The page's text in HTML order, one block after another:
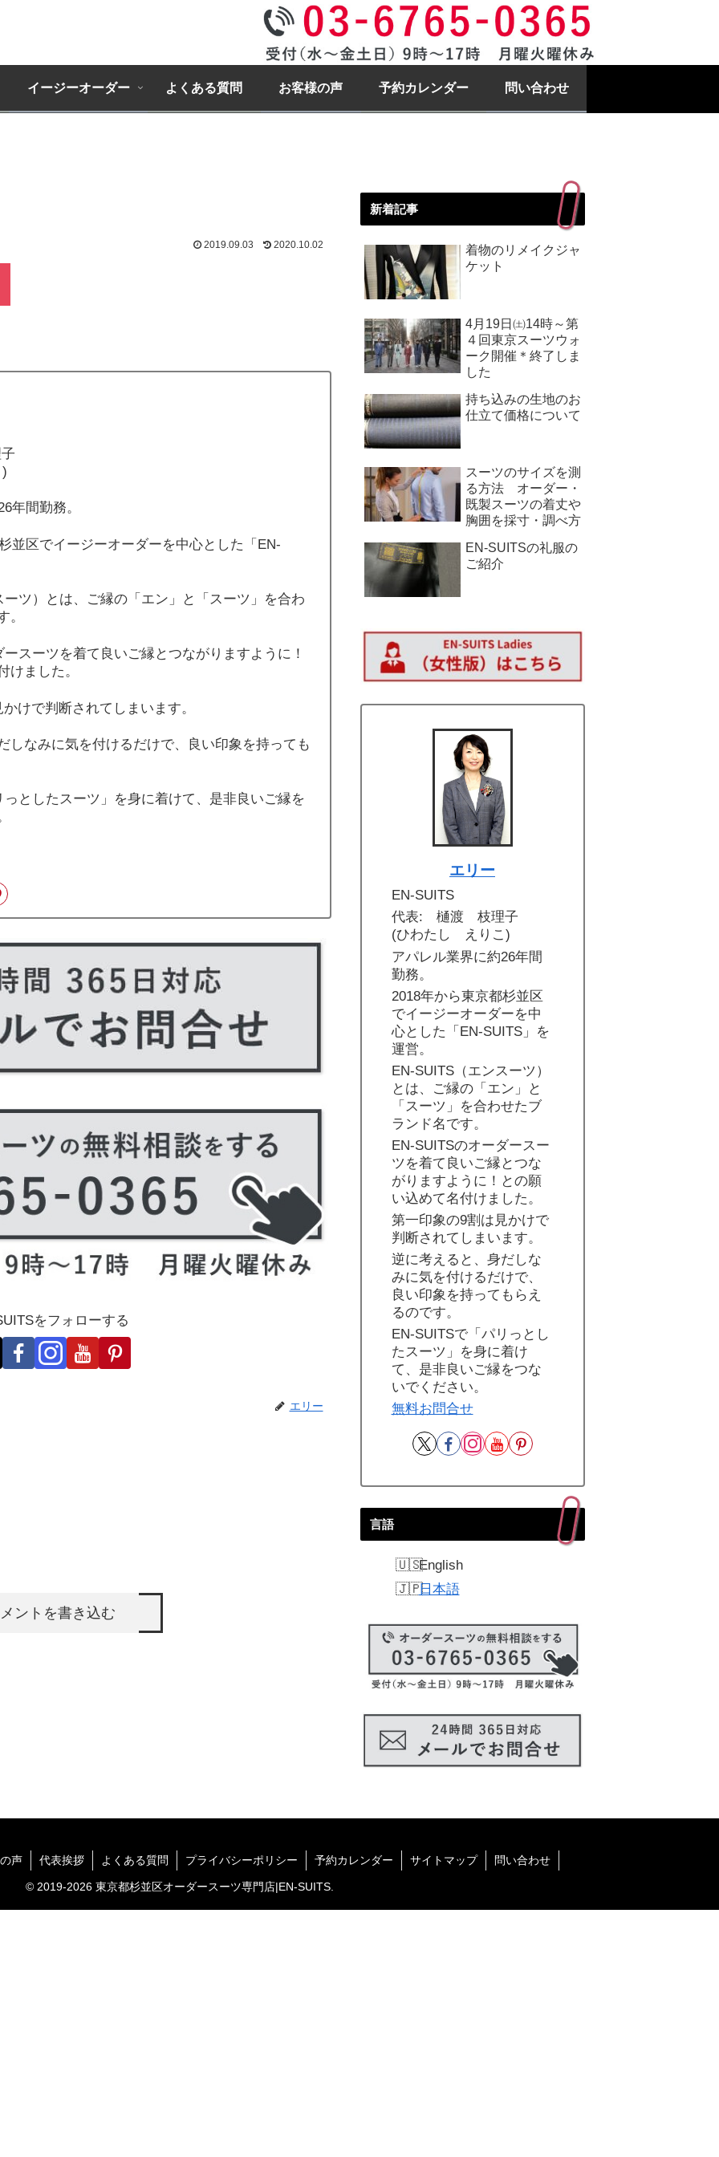
イージーオーダー よくある質問 お客様の声 予約カレンダー 問い合わせ
2019.09.03 2020.10.02
年間勤務。
並区でイージーオーダーを中心とした「EN-
ーツ）とは、ご縁の「エン」と「スーツ」を合わ
。
スーツを着て良いご縁とつながりますように！
けました。
けで判断されてしまいます。
しなみに気を付けるだけで、良い印象を持っても
っとしたスーツ」を身に着けて、是非良いご縁を
をフォローする
エリー
ントを書き込む
新着記事
着物のリメイクジャ
ケット
4月19日㈯14時～第
４回東京スーツウォ
ーク開催＊終了しま
した
持ち込みの生地のお
仕立て価格について
スーツのサイズを測
る方法 オーダー・
既製スーツの着丈や
胸囲を採寸・調べ方
EN-SUITSの礼服の
ご紹介
エリー
EN-SUITS
代表: 樋渡 枝理子
(ひわたし えりこ)
アパレル業界に約26年間
勤務。
2018年から東京都杉並区
でイージーオーダーを中
心とした「EN-SUITS」を
運営。
EN-SUITS（エンスーツ）
とは、ご縁の「エン」と
「スーツ」を合わせたブ
ランド名です。
EN-SUITSのオーダースー
ツを着て良いご縁とつな
がりますように！との願
い込めて名付けました。
第一印象の9割は見かけで
判断されてしまいます。
逆に考えると、身だしな
みに気を付けるだけで、
良い印象を持ってもらえ
るのです。
EN-SUITSで「パリっとし
たスーツ」を身に着け
て、是非良いご縁をつな
いでください。
無料お問合せ
言語
English
日本語
声 代表挨拶 よくある質問 プライバシーポリシー 予約カレンダー サイトマップ 問い合わせ
© 2019-2026 東京都杉並区オーダースーツ専門店|EN-SUITS.